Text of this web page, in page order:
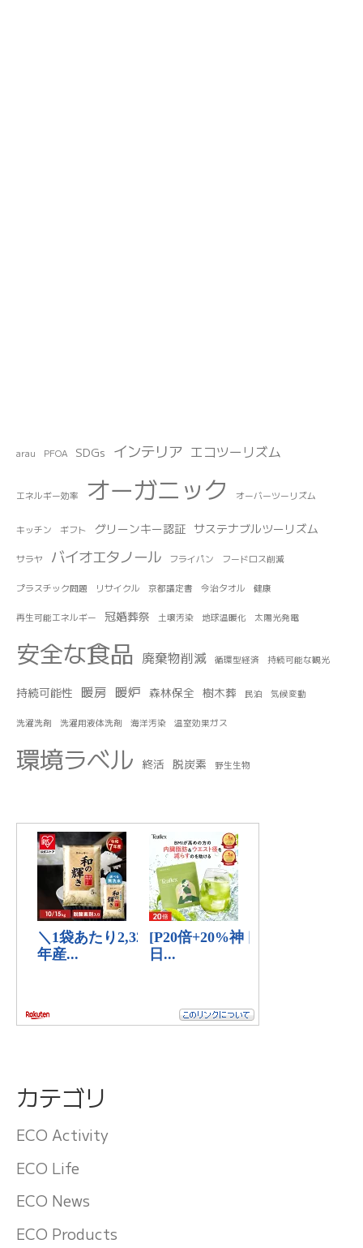
arau PFOA SDGs インテリア エコツーリズム
エネルギー効率 オーガニック オーバーツーリズム
キッチン ギフト グリーンキー認証 サステナブルツーリズム
サラヤ バイオエタノール フライパン フードロス削減
プラスチック問題 リサイクル 京都議定書 今治タオル 健康
再生可能エネルギー 冠婚葬祭 土壌汚染 地球温暖化 太陽光発電
安全な食品 廃棄物削減 循環型経済 持続可能な観光
持続可能性 暖房 暖炉 森林保全 樹木葬 民泊 気候変動
洗濯洗剤 洗濯用液体洗剤 海洋汚染 温室効果ガス
環境ラベル 終活 脱炭素 野生生物
カテゴリ
ECO Activity
ECO Life
ECO News
ECO Products